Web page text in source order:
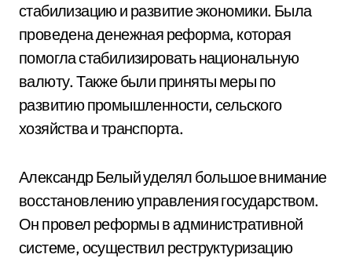
стабилизацию и развитие экономики. Была
проведена денежная реформа, которая
помогла стабилизировать национальную
валюту. Также были приняты меры по
развитию промышленности, сельского
хозяйства и транспорта.
Александр Белый уделял большое внимание
восстановлению управления государством.
Он провел реформы в административной
системе, осуществил реструктуризацию